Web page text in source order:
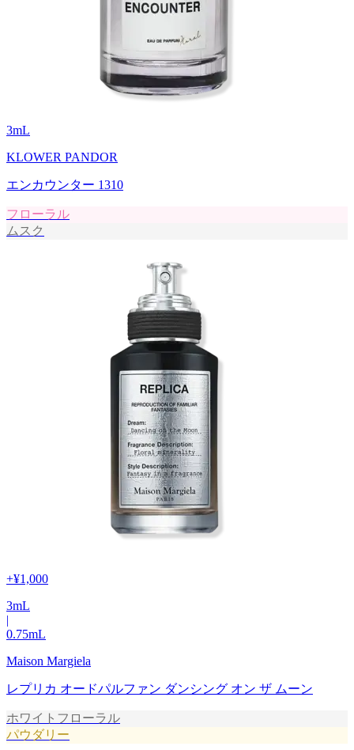
3mL
KLOWER PANDOR
エンカウンター 1310
フローラル
ムスク
+¥1,000
3mL
|
0.75mL
Maison Margiela
レプリカ オードパルファン ダンシング オン ザ ムーン
ホワイトフローラル
パウダリー